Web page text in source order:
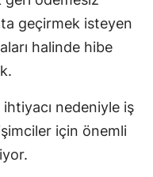
geçirmek isteyen
halinde hibe
nedeniyle iş
için önemli